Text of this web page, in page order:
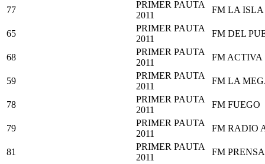
77
PRIMER PAUTA
2011
FM LA ISLA
65
PRIMER PAUTA
2011
FM DEL
68
PRIMER PAUTA
2011
FM ACTIVA
59
PRIMER PAUTA
2011
FM LA
78
PRIMER PAUTA
2011
FM FUEGO
79
PRIMER PAUTA
2011
FM RADIO
81
PRIMER PAUTA
2011
FM PRENSA